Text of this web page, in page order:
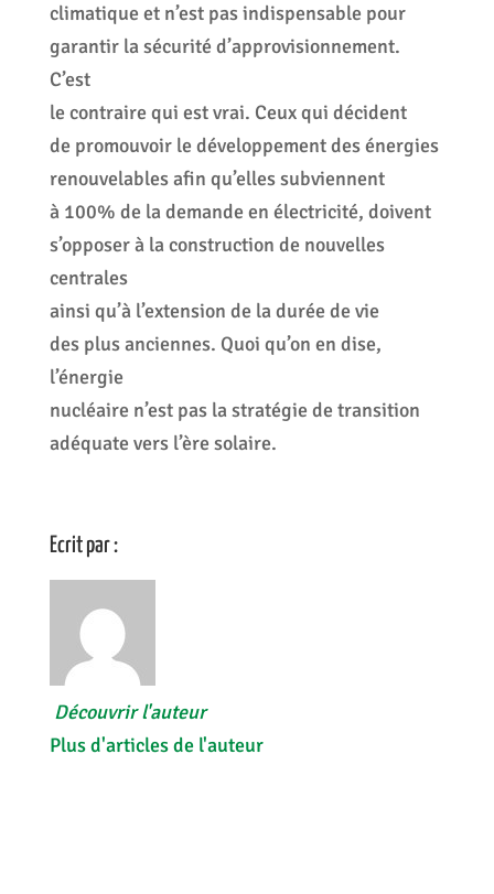
climatique et n’est pas indispensable pour
garantir la sécurité d’approvisionnement.
C’est
le contraire qui est vrai. Ceux qui décident
de promouvoir le développement des énergies
renouvelables afin qu’elles subviennent
à 100% de la demande en électricité, doivent
s’opposer à la construction de nouvelles
centrales
ainsi qu’à l’extension de la durée de vie
des plus anciennes. Quoi qu’on en dise,
l’énergie
nucléaire n’est pas la stratégie de transition
adéquate vers l’ère solaire.
Ecrit par :
Découvrir l'auteur
Plus d'articles de l'auteur